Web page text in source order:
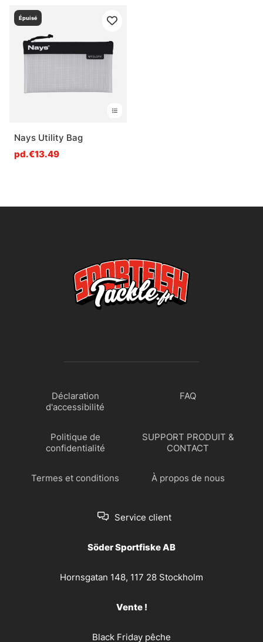
Épuisé
Nays Utility Bag
pd.€13.49
Déclaration
d'accessibilité
FAQ
Politique de
confidentialité
SUPPORT PRODUIT &
CONTACT
Termes et conditions À propos de nous
Service client
Söder Sportfiske AB
Hornsgatan 148, 117 28 Stockholm
Vente !
Black Friday pêche